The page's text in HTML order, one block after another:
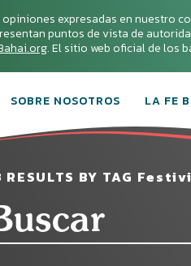
opiniones expresadas en nuestro
puntos de vista de
. El sitio web oficial de los
SOBRE NOSOTROS LA FE
RESULTS BY TAG